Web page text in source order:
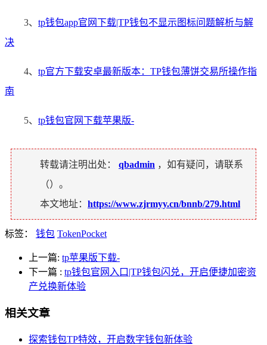
3、 tp钱包app官网下载|TP钱包不显示图标问题解析与解
决
4、 tp官方下载安卓最新版本：TP钱包薄饼交易所操作指
南
5、 tp钱包官网下载苹果版-
转载请注明出处： qbadmin ，如有疑问，请联系
（）。
本文地址： https://www.zjrmyy.cn/bnnb/279.html
标签： 钱包 TokenPocket
上一篇: tp苹果版下载-
下一篇 : tp钱包官网入口|TP钱包闪兑，开启便捷加密资
产兑换新体验
相关文章
探索钱包TP特效，开启数字钱包新体验